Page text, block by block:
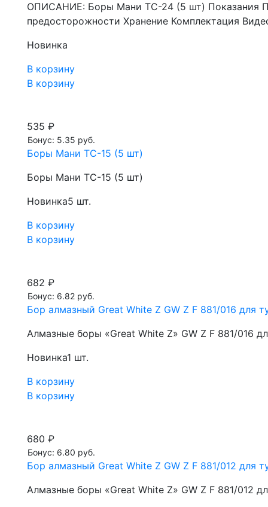
ОПИСАНИЕ: Боры Мани TC-24 (5 шт) Показания
предосторожности Хранение Комплектация
Новинка
В корзину
В корзину
535 ₽
Бонус: 5.35 руб.
Боры Мани TC-15 (5 шт)
Боры Мани TC-15 (5 шт)
Новинка5 шт.
В корзину
В корзину
682 ₽
Бонус: 6.82 руб.
Бор алмазный Great White Z GW Z F 881/016 для
Алмазные боры «Great White Z» GW Z F 881/016
Новинка1 шт.
В корзину
В корзину
680 ₽
Бонус: 6.80 руб.
Бор алмазный Great White Z GW Z F 881/012 для
Алмазные боры «Great White Z» GW Z F 881/012